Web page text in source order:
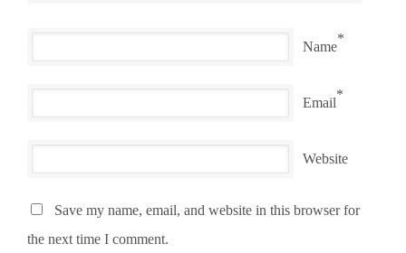
Name
*
Email
*
Website
Save my name, email, and website in this browser for
the next time I comment.